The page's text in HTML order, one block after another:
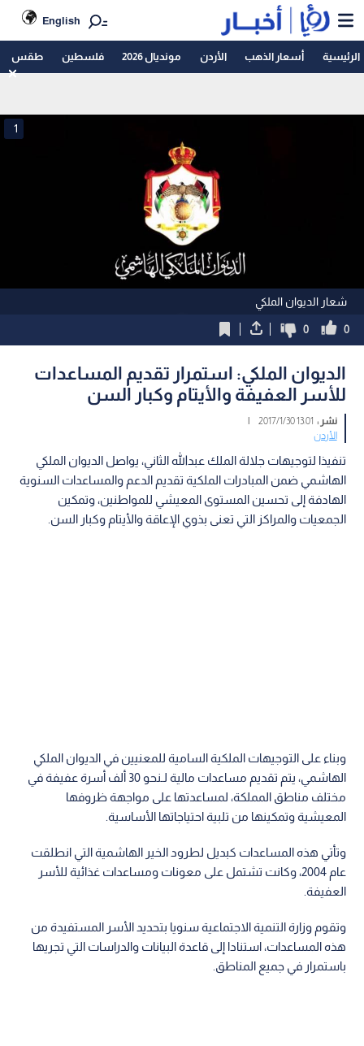
English
الرئيسية أسعار الذهب الأردن مونديال 2026 فلسطين طقس
شعار الديوان الملكي
1
0
0
الديوان الملكي: استمرار تقديم المساعدات
للأسر العفيفة والأيتام وكبار السن
نشر : 13:01 2017/1/30
|
الأردن
تنفيذا لتوجيهات جلالة الملك عبدالله الثاني، يواصل الديوان الملكي
الهاشمي ضمن المبادرات الملكية تقديم الدعم والمساعدات السنوية
الهادفة إلى تحسين المستوى المعيشي للمواطنين، وتمكين
الجمعيات والمراكز التي تعنى بذوي الإعاقة والأيتام وكبار السن.
وبناء على التوجيهات الملكية السامية للمعنيين في الديوان الملكي
الهاشمي، يتم تقديم مساعدات مالية لـنحو 30 ألف أسرة عفيفة في
مختلف مناطق المملكة، لمساعدتها على مواجهة ظروفها
المعيشية وتمكينها من تلبية احتياجاتها الأساسية.
وتأتي هذه المساعدات كبديل لطرود الخير الهاشمية التي انطلقت
عام 2004، وكانت تشتمل على معونات ومساعدات غذائية للأسر
العفيفة.
وتقوم وزارة التنمية الاجتماعية سنويا بتحديد الأسر المستفيدة من
هذه المساعدات، استنادا إلى قاعدة البيانات والدراسات التي تجريها
باستمرار في جميع المناطق.